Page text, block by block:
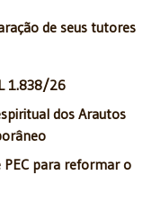
de seus tutores
1.838/26
dos Arautos
para reformar o